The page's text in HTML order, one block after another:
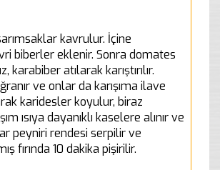
kavrulur. İçine
biberler eklenir. Sonra domates
karabiber atılarak karıştırılır.
ve onlar da karışıma ilave
karidesler koyulur, biraz
ısıya dayanıklı kaselere alınır ve
peyniri rendesi serpilir ve
fırında 10 dakika pişirilir.